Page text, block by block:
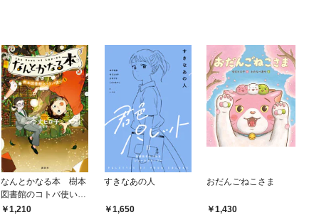
なんとかなる本 樹本
図書館のコトバ使い
（１）
1,210
すきなあの人
1,650
おだんごねこさま
1,430